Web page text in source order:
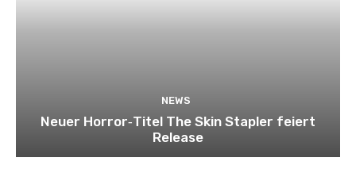
NEWS
Neuer Horror‑Titel The Skin Stapler feiert
Release